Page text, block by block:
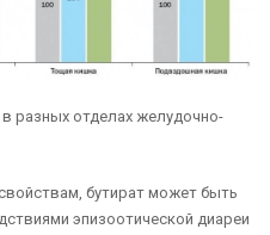
в разных отделах желудочно-
бутират может быть
эпизоотической диареи